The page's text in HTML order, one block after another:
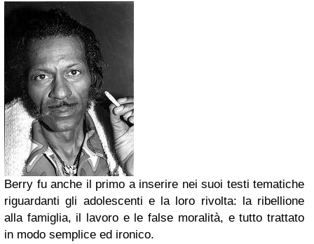
Berry fu anche il primo a inserire nei suoi testi tematiche
riguardanti gli adolescenti e la loro rivolta: la ribellione
alla famiglia, il lavoro e le false moralità, e tutto trattato
in modo semplice ed ironico.